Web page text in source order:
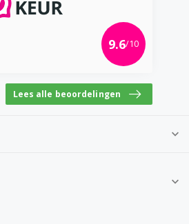
9.6/10
Lees alle beoordelingen